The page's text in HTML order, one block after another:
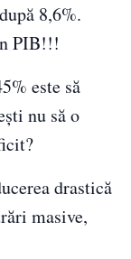
8,6%.
PIB!!!
este să
nu să o
drastică
masive,